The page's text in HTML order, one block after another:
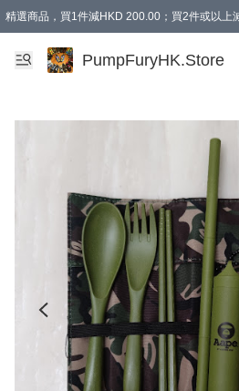
精選商品，買1件減HKD 200.00；買2件或以上
AAPE商品,會員專享9折或以上（按會員等級
精選商品，任選買2件或以上減HKD 100.00
購物滿 HKD 800.00即享免運費優惠！（適用於
PumpFuryHK.Store